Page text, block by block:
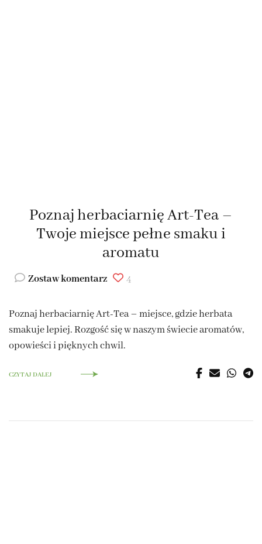
Poznaj herbaciarnię Art-Tea –
Twoje miejsce pełne smaku i
aromatu
Zostaw komentarz 4
Poznaj herbaciarnię Art-Tea – miejsce, gdzie herbata
smakuje lepiej. Rozgość się w naszym świecie aromatów,
opowieści i pięknych chwil.
CZYTAJ DALEJ